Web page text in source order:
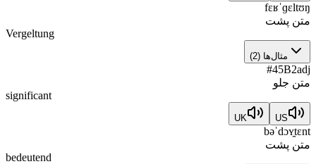
fɛʁˈɡɛltʊŋ
متن پشت
Vergeltung
مثال‌ها (
2
)
#45B2adj
متن جلو
significant
US
UK
bəˈdɔʏ̯tɛnt
متن پشت
bedeutend